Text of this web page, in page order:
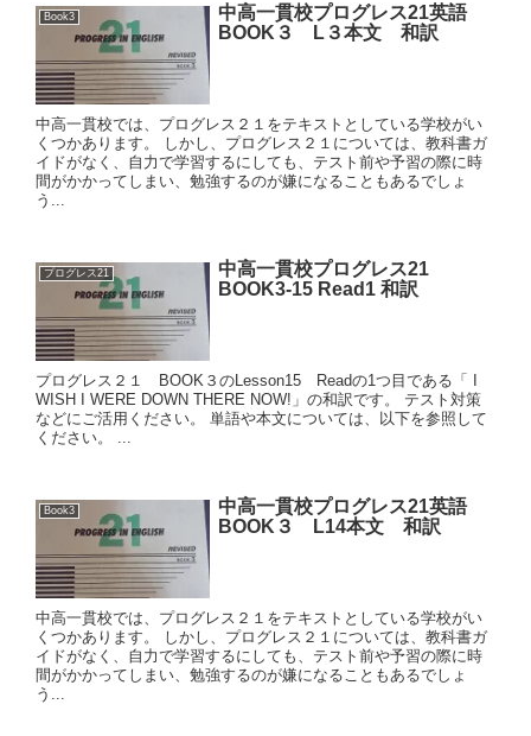
Book3
中高一貫校プログレス21英語
BOOK３ L３本文 和訳
中高一貫校では、プログレス２１をテキストとしている学校がい
くつかあります。 しかし、プログレス２１については、教科書ガ
イドがなく、自力で学習するにしても、テスト前や予習の際に時
間がかかってしまい、勉強するのが嫌になることもあるでしょ
う...
プログレス21
中高一貫校プログレス21
BOOK3-15 Read1 和訳
プログレス２１ BOOK３のLesson15 Readの1つ目である「 I
WISH I WERE DOWN THERE NOW!」の和訳です。 テスト対策
などにご活用ください。 単語や本文については、以下を参照して
ください。 ...
Book3
中高一貫校プログレス21英語
BOOK３ L14本文 和訳
中高一貫校では、プログレス２１をテキストとしている学校がい
くつかあります。 しかし、プログレス２１については、教科書ガ
イドがなく、自力で学習するにしても、テスト前や予習の際に時
間がかかってしまい、勉強するのが嫌になることもあるでしょ
う...